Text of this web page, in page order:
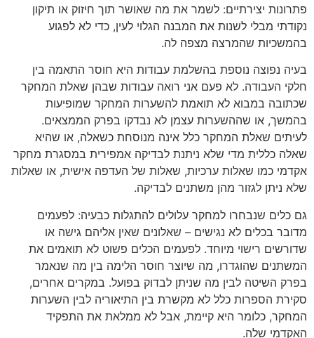
פתרונות יצירתיים: לשמר את מה שאושר תוך חיזוק או תיקון
נקודתי מבלי לשנות את המבנה הגלוי לעין, כדי לא לפגוע
בהמשכיות שהמרצה מצפה לה.
בעיה נפוצה נוספת בהשלמת עבודות היא חוסר התאמה בין
חלקי העבודה. לא פעם אני רואה עבודות שבהן שאלת המחקר
שכתובה במבוא לא תואמת להשערות המחקר שמופיעות
בהמשך, או שההשערות עצמן לא נבדקו בפרק הממצאים.
לעיתים שאלת המחקר כלל אינה מנוסחת כשאלה, או שהיא
שאלה כללית מדי שלא ניתנת לבדיקה אמפירית במסגרת מחקר
אקדמי כמו שאלות ערכיות, שאלות של העדפה אישית, או שאלות
שלא ניתן לגזור מהן משתנים לבדיקה.
גם כלים שנבחרו למחקר עלולים להתגלות כבעיה: לפעמים
מדובר בכלים לא נגישים – שאלונים שאין אליהם גישה או
שדורשים רישוי מיוחד. לפעמים הכלים פשוט לא תואמים את
המשתנים שהוגדרו, מה שיוצר חוסר הלימה בין מה שנאמר
בפרק השיטה לבין מה שניתן לבדוק בפועל. במקרים אחרים,
סקירת הספרות כלל לא מקשרת בין התיאוריה לבין השערות
המחקר, כלומר היא קיימת, אבל לא ממלאת את התפקיד
האקדמי שלה.